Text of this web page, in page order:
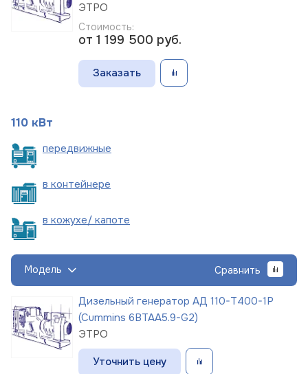
ЭТРО
Стоимость:
от 1 199 500 руб.
Заказать
110 кВт
передвижные
в контейнере
в кожухе/ капоте
Модель Сравнить
Дизельный генератор АД 110-Т400-1Р
(Cummins 6BTAA5.9-G2)
ЭТРО
Уточнить цену